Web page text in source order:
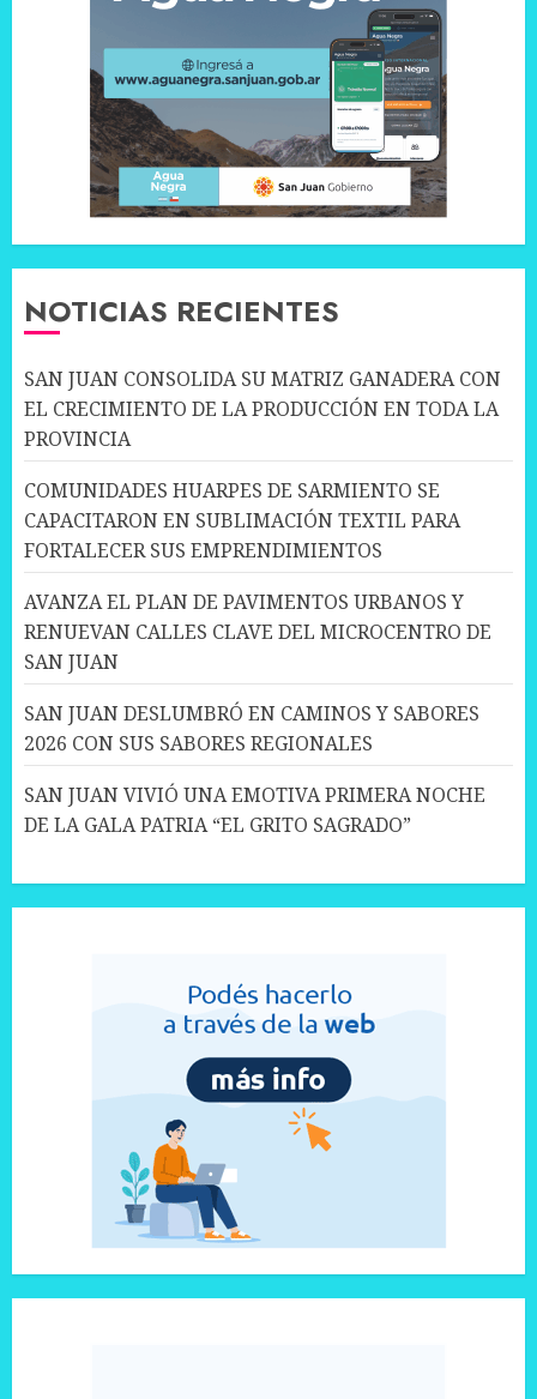
NOTICIAS RECIENTES
SAN JUAN CONSOLIDA SU MATRIZ GANADERA CON
EL CRECIMIENTO DE LA PRODUCCIÓN EN TODA LA
PROVINCIA
COMUNIDADES HUARPES DE SARMIENTO SE
CAPACITARON EN SUBLIMACIÓN TEXTIL PARA
FORTALECER SUS EMPRENDIMIENTOS
AVANZA EL PLAN DE PAVIMENTOS URBANOS Y
RENUEVAN CALLES CLAVE DEL MICROCENTRO DE
SAN JUAN
SAN JUAN DESLUMBRÓ EN CAMINOS Y SABORES
2026 CON SUS SABORES REGIONALES
SAN JUAN VIVIÓ UNA EMOTIVA PRIMERA NOCHE
DE LA GALA PATRIA “EL GRITO SAGRADO”